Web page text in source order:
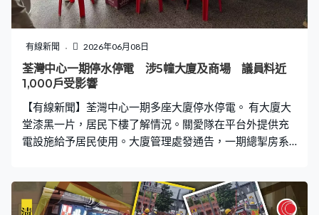
股市受壓，南韓股市失守8000點關口，曾觸發熔斷機制，
收市跌逾8%。日本股市見半個月低位，連同台股跌逾
3%。
有線新聞 2026年06月08日
荃灣中心一期停水停電 涉5幢大廈及商場 議員料近
1,000戶受影響
【有線新聞】荃灣中心一期多座大廈停水停電。 有大廈大
堂漆黑一片，居民下樓了解情況。關愛隊在平台外提供充
電設施給予居民使用。大廈管理處發通告，一期總掣房系
部暫停。立法會議員郭芙蓉表示估計約一千戶居民影響，
以及影響一家私營院舍。